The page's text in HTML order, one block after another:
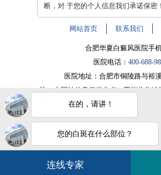
断，对 于您的个人信息我们承诺保密
网站首页 联系我们
合肥华夏白癜风医院手
医院电话： 400-688-
医院地址：合肥市铜陵路与裕
注：本网站信息仅供参考，不能作为
药物或进行治疗时请遵医嘱。如有转载
问题，请与我们联系。
皖ICP备16014022号-9
皖公网安备 34010202600947号
在的，请讲！
您的白斑在什么部位？
连线专家
白斑在线问医生
如何快速治好白癜风？